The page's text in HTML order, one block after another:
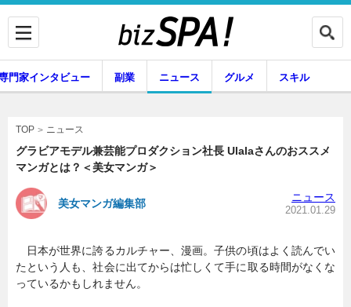
専門家インタビュー
副業 ニュース
門家インタビュー 副業 ニュース グルメ スキル
TOP ニュース
グラビアモデル兼芸能プロダクション社長 Ulalaさんのおススメ
マンガとは？＜美女マンガ＞
美女マンガ編集部 ニュース
2021.01.29
日本が世界に誇るカルチャー、漫画。子供の頃はよく読んでい
たという人も、社会に出てからは忙しくて手に取る時間がなくな
っているかもしれません。